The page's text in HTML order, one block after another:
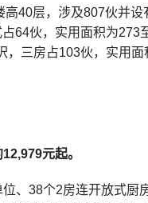
40层，涉及807伙并设
64伙，实用面积为273
，三房占103伙，实用
元起。
、38个2房连开放式厨